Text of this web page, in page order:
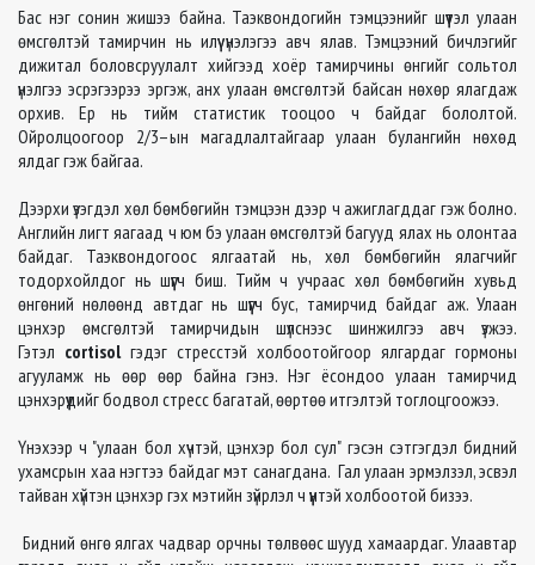
Бас нэг сонин жишээ байна. Таэквондогийн тэмцээнийг шүүтэл улаан
өмсгөлтэй тамирчин нь илүү үнэлэгээ авч ялав. Тэмцээний бичлэгийг
дижитал боловсруулалт хийгээд хоёр тамирчины өнгийг сольтол
үнэлгээ эсрэгээрээ эргэж, анх улаан өмсгөлтэй байсан нөхөр ялагдаж
орхив. Ер нь тийм статистик тооцоо ч байдаг бололтой.
Ойролцоогоор 2/3–ын магадлалтайгаар улаан булангийн нөхөд
ялдаг гэж байгаа.
Дээрхи үзэгдэл хөл бөмбөгийн тэмцээн дээр ч ажиглагддаг гэж болно.
Английн лигт яагаад ч юм бэ улаан өмсгөлтэй багууд ялах нь олонтаа
байдаг. Таэквондогоос ялгаатай нь, хөл бөмбөгийн ялагчийг
тодорхойлдог нь шүүгч биш. Тийм ч учраас хөл бөмбөгийн хувьд
өнгөний нөлөөнд автдаг нь шүүгч бус, тамирчид байдаг аж. Улаан
цэнхэр өмсгөлтэй тамирчидын шүлснээс шинжилгээ авч үзжээ.
Гэтэл cortisolгэдэг стресстэй холбоотойгоор ялгардаг гормоны
агууламж нь өөр өөр байна гэнэ. Нэг ёсондоо улаан тамирчид
цэнхэрүүдийг бодвол стресс багатай, өөртөө итгэлтэй тоглоцгоожээ.
Үнэхээр ч "улаан бол хүчтэй, цэнхэр бол сул" гэсэн сэтгэгдэл бидний
ухамсрын хаа нэгтээ байдаг мэт санагдана. Гал улаан эрмэлзэл, эсвэл
тайван хүйтэн цэнхэр гэх мэтийн зүйрлэл ч үүнтэй холбоотой бизээ.
Бидний өнгө ялгах чадвар орчны төлвөөс шууд хамаардаг. Улаавтар